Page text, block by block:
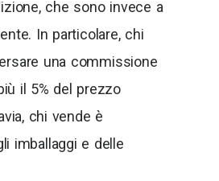
che sono invece a
In particolare, chi
una commissione
il 5% del prezzo
chi vende è
imballaggi e delle